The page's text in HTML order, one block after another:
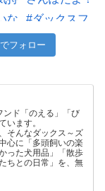
フォロー
ンド「のえる」「び
います。
そんなダックス～ズ
心に「多頭飼いの楽
った犬用品」「散歩
ちとの日常」を、無